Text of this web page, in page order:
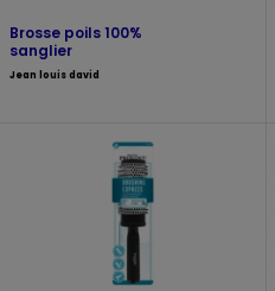
Brosse poils 100%
sanglier
Jean louis david